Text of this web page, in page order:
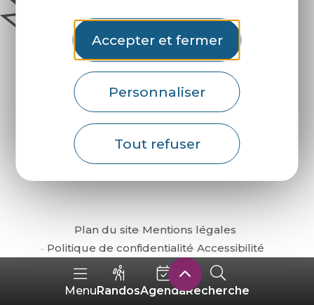
Accepter et fermer
Personnaliser
Tout refuser
MenuRandosAgendaRecherche
Comment venir ?
Plan du site Mentions légales
Politique de confidentialité Accessibilité